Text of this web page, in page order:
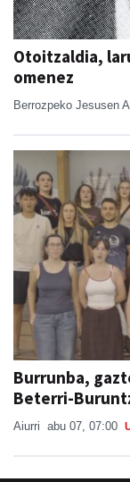
Otoitzaldia,
omenez
Berrozpeko Jesusen
Burrunba,
Beterri-
Aiurri abu 07, 07:00